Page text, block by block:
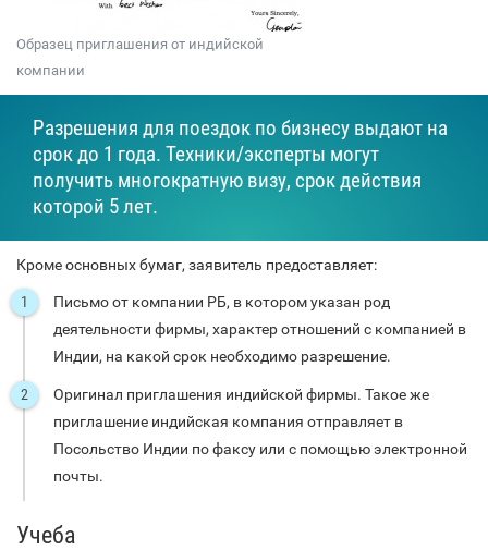
Образец приглашения от индийской
компании
Разрешения для поездок по бизнесу выдают на
срок до 1 года. Техники/эксперты могут
получить многократную визу, срок действия
которой 5 лет.
Кроме основных бумаг, заявитель предоставляет:
Письмо от компании РБ, в котором указан род
деятельности фирмы, характер отношений с компанией в
Индии, на какой срок необходимо разрешение.
Оригинал приглашения индийской фирмы. Такое же
приглашение индийская компания отправляет в
Посольство Индии по факсу или с помощью электронной
почты.
Учеба